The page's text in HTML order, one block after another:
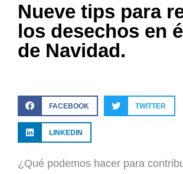
Nueve tips para
los desechos en
de Navidad.
FACEBOOK TWITTER
LINKEDIN
¿Qué podemos hacer para